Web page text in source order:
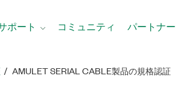
ポート コミュニティ パートナー
AMULET SERIAL CABLE製品​の​規格​認証